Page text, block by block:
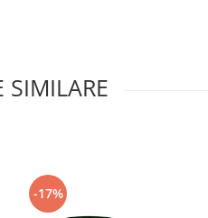
SIMILARE
-17%